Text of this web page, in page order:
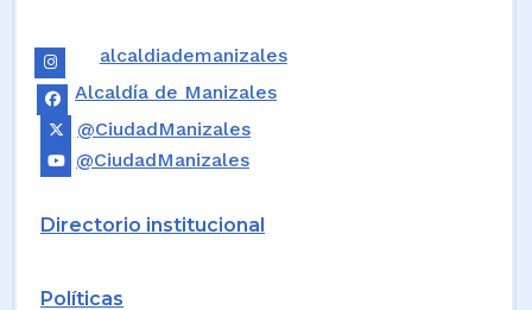
alcaldiademanizales
Alcaldía de Manizales
@CiudadManizales
@CiudadManizales
Directorio institucional
Políticas